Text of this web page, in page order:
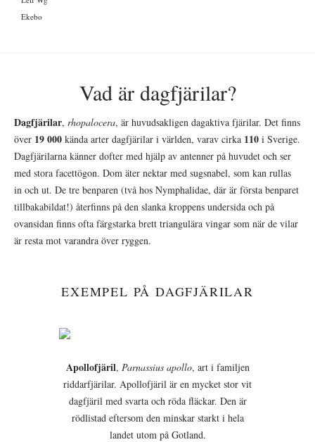
Ekebo
Vad är dagfjärilar?
Dagfjärilar, rhopalocera, är huvudsakligen dagaktiva fjärilar. Det finns
över 19 000 kända arter dagfjärilar i världen, varav cirka 110 i Sverige.
Dagfjärilarna känner dofter med hjälp av antenner på huvudet och ser
med stora facettögon. Dom äter nektar med sugsnabel, som kan rullas
in och ut. De tre benparen (två hos Nymphalidae, där är första benparet
tillbakabildat!) återfinns på den slanka kroppens undersida och på
ovansidan finns ofta färgstarka brett triangulära vingar som när de vilar
är resta mot varandra över ryggen.
EXEMPEL PÅ DAGFJÄRILAR
Apollofjäril, Parnassius apollo, art i familjen
riddarfjärilar. Apollofjäril är en mycket stor vit
dagfjäril med svarta och röda fläckar. Den är
rödlistad eftersom den minskar starkt i hela
landet utom på Gotland.